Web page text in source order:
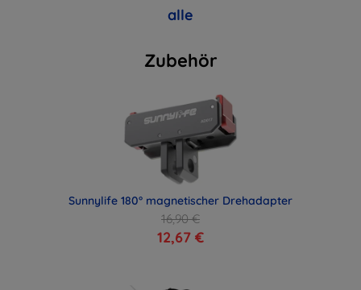
alle
Zubehör
Sunnylife 180° magnetischer Drehadapter
16,90 €
12,67 €